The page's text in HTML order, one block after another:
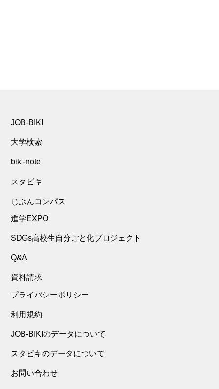
JOB-BIKI
大学検索
biki-note
スタビキ
じぶんコンパス
進学EXPO
SDGs高校生自分ごと化プロジェクト
Q&A
資料請求
プライバシーポリシー
利用規約
JOB-BIKIのデータについて
スタビキのデータについて
お問い合わせ